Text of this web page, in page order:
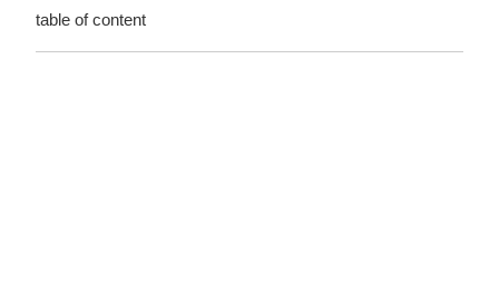
table of content